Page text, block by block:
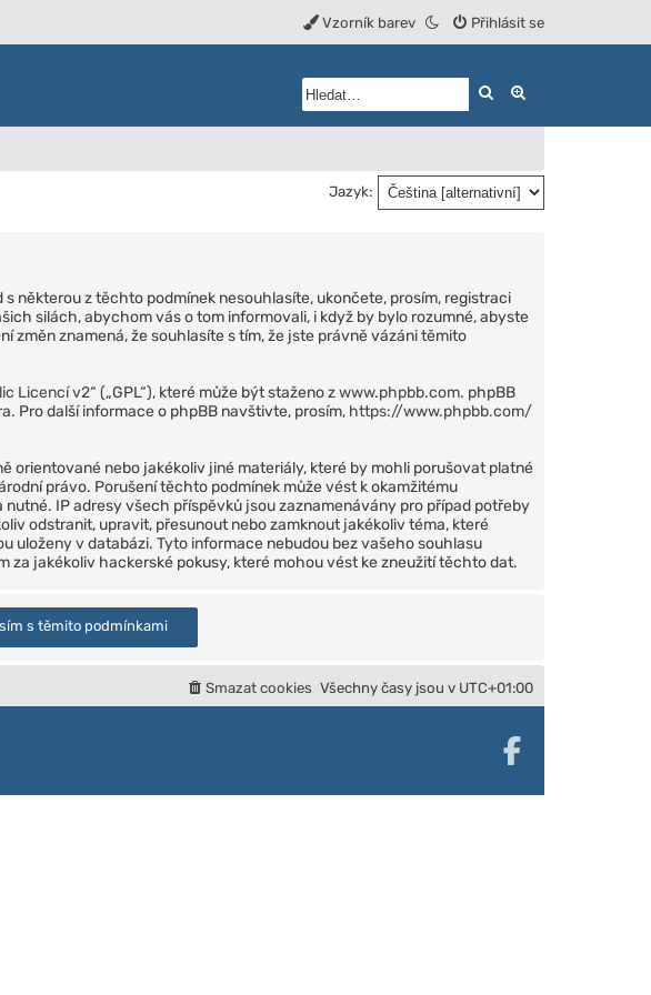
Přihlásit se
Vzorník barev
Hledat
Jazyk:
některou z těchto podmínek nesouhlasíte, ukončete, prosím, registraci
silách, abychom vás o tom informovali, i když by bylo rozumné, abyste
změn znamená, že souhlasíte s tím, že jste právně vázáni těmito
Licencí v2“ („GPL“), které může být staženo zwww.phpbb.com. phpBB
Pro další informace o phpBB navštivte, prosím, https://www.phpbb.com/
orientované nebo jakékoliv jiné materiály, které by mohli porušovat platné
právo. Porušení těchto podmínek může vést k okamžitému
IP adresy všech příspěvků jsou zaznamenávány pro případ potřeby
odstranit, upravit, přesunout nebo zamknout jakékoliv téma, které
uloženy v databázi. Tyto informace nebudou bez vašeho souhlasu
za jakékoliv hackerské pokusy, které mohou vést ke zneužití těchto dat.
Všechny časy jsou v UTC+01:00
Smazat cookies